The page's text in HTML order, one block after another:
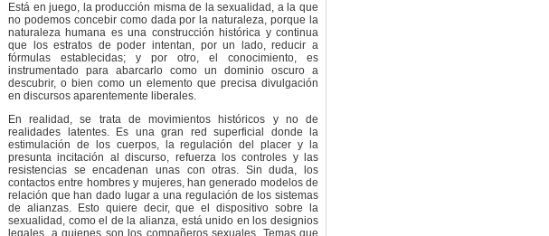
Está en juego, la producción misma de la sexualidad, a la que
no podemos concebir como dada por la naturaleza, porque la
naturaleza humana es una construcción histórica y continua
que los estratos de poder intentan, por un lado, reducir a
fórmulas establecidas; y por otro, el conocimiento, es
instrumentado para abarcarlo como un dominio oscuro a
descubrir, o bien como un elemento que precisa divulgación
en discursos aparentemente liberales.
En realidad, se trata de movimientos históricos y no de
realidades latentes. Es una gran red superficial donde la
estimulación de los cuerpos, la regulación del placer y la
presunta incitación al discurso, refuerza los controles y las
resistencias se encadenan unas con otras. Sin duda, los
contactos entre hombres y mujeres, han generado modelos de
relación que han dado lugar a una regulación de los sistemas
de alianzas. Esto quiere decir, que el dispositivo sobre la
sexualidad, como el de la alianza, está unido en los designios
legales, a quienes son los compañeros sexuales. Temas que